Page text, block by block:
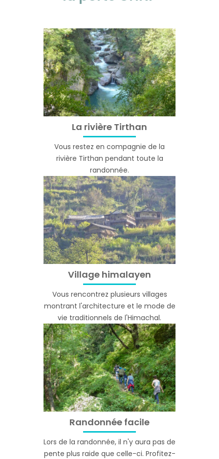
La rivière Tirthan
Vous restez en compagnie de la
rivière Tirthan pendant toute la
randonnée.
Village himalayen
Vous rencontrez plusieurs villages
montrant l'architecture et le mode de
vie traditionnels de l'Himachal.
Randonnée facile
Lors de la randonnée, il n'y aura pas de
pente plus raide que celle-ci. Profitez-